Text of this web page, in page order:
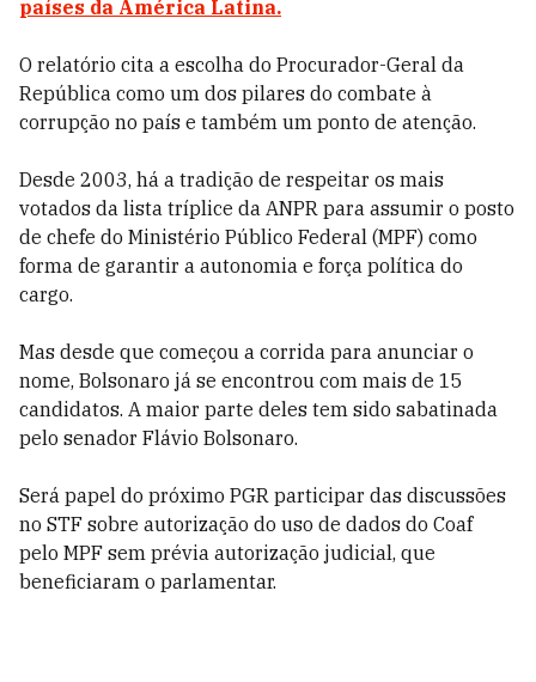
países da América Latina.
O relatório cita a escolha do Procurador-Geral da
República como um dos pilares do combate à
corrupção no país e também um ponto de atenção.
Desde 2003, há a tradição de respeitar os mais
votados da lista tríplice da ANPR para assumir o posto
de chefe do Ministério Público Federal (MPF) como
forma de garantir a autonomia e força política do
cargo.
Mas desde que começou a corrida para anunciar o
nome, Bolsonaro já se encontrou com mais de 15
candidatos. A maior parte deles tem sido sabatinada
pelo senador Flávio Bolsonaro.
Será papel do próximo PGR participar das discussões
no STF sobre autorização do uso de dados do Coaf
pelo MPF sem prévia autorização judicial, que
beneficiaram o parlamentar.